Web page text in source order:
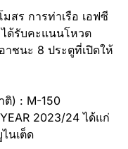
สร การท่าเรือ เอฟซี
ได้รับคะแนนโหวต
าชนะ 8 ประตูที่เปิดให้
ติ) : M-150
2023/24 ได้แก่
นเต็ด